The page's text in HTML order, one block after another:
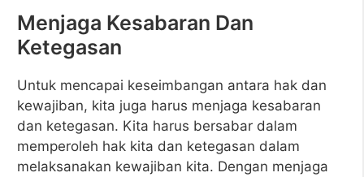
Menjaga Kesabaran Dan
Ketegasan
Untuk mencapai keseimbangan antara hak dan
kewajiban, kita juga harus menjaga kesabaran
dan ketegasan. Kita harus bersabar dalam
memperoleh hak kita dan ketegasan dalam
melaksanakan kewajiban kita. Dengan menjaga